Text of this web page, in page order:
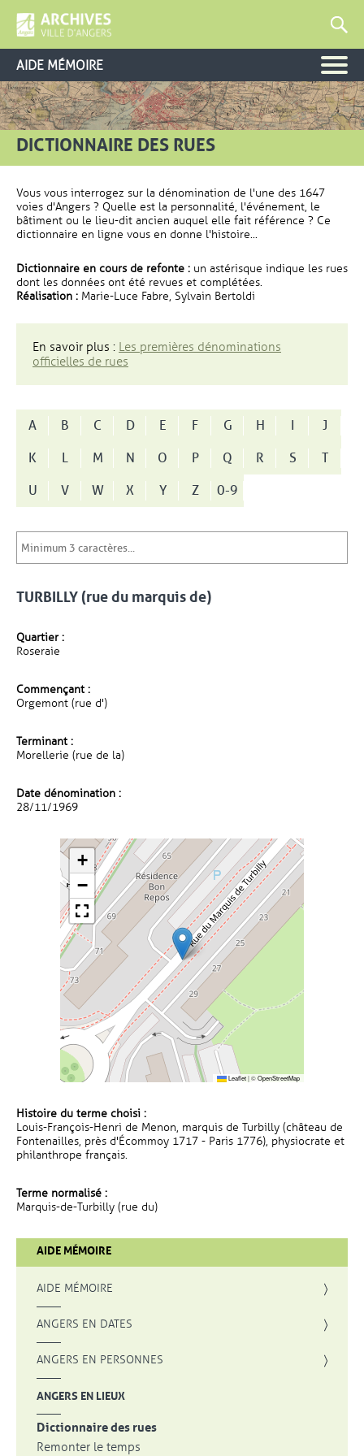
AIDE MÉMOIRE
DICTIONNAIRE DES RUES
Vous vous interrogez sur la dénomination de l'une des 1647
voies d'Angers ? Quelle est la personnalité, l'événement, le
bâtiment ou le lieu-dit ancien auquel elle fait référence ? Ce
dictionnaire en ligne vous en donne l'histoire...
Dictionnaire en cours de refonte : un astérisque indique les rues
dont les données ont été revues et complétées.
Réalisation : Marie-Luce Fabre, Sylvain Bertoldi
En savoir plus : Les premières dénominations
officielles de rues
A B C D E F G H I
J
K
L M N O P Q R S
T
U
V W X Y Z 0-9
TURBILLY (rue du marquis de)
Quartier :
Roseraie
Commençant :
Orgemont (rue d')
Terminant :
Morellerie (rue de la)
Date dénomination :
28/11/1969
+
−
Leaflet|©OpenStreetMap
Histoire du terme choisi :
Louis-François-Henri de Menon, marquis de Turbilly (château de
Fontenailles, près d'Écommoy 1717 - Paris 1776), physiocrate et
philanthrope français.
Terme normalisé :
Marquis-de-Turbilly (rue du)
AIDE MÉMOIRE
AIDE MÉMOIRE
ANGERS EN DATES
ANGERS EN PERSONNES
ANGERS EN LIEUX
Dictionnaire des rues
Remonter le temps